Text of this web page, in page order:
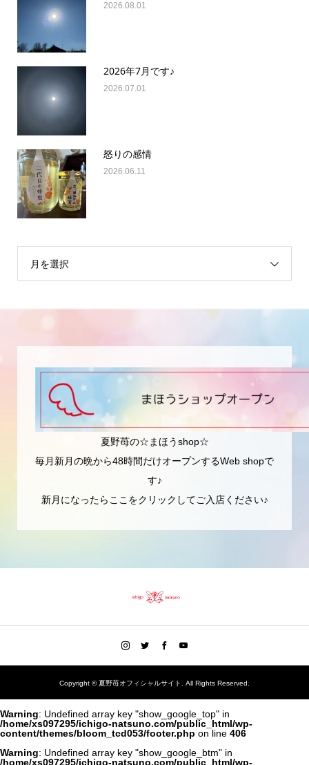
2026.08.01
2026年7月です♪
2026.07.01
怒りの感情
2026.06.11
月を選択
夏野苺の☆まほうshop☆
毎月新月の晩から48時間だけオープンするWeb shopで
す♪
新月になったらここをクリックしてご入店ください♪
Copyright ©夏野苺オフィシャルサイト. All Rights Reserved.
Warning: Undefined array key "show_google_top" in
/home/xs097295/ichigo-natsuno.com/public_html/wp-
content/themes/bloom_tcd053/footer.php on line 406
Warning: Undefined array key "show_google_btm" in
/home/xs097295/ichigo-natsuno.com/public_html/wp-